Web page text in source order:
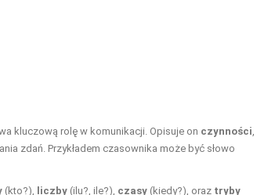
kluczową rolę w komunikacji. Opisuje on czynności
zdań. Przykładem czasownika może być słowo
(kto?), liczby (ilu?, ile?), czasy (kiedy?), oraz tryby